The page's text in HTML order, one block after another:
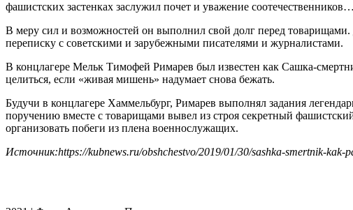
фашистских застенках заслужил почет и уважение
В меру сил и возможностей он выполнил свой долг перед
переписку с советскими и зарубежными писателями и журналистами.
В концлагере Мельк Тимофей Римарев был известен как Сашка-
целиться, если «живая мишень» надумает снова бежать.
Будучи в концлагере Хаммельбург, Римарев выполнял задания
поручению вместе с товарищами вывел из строя секретный
организовать побеги из плена военнослужащих.
Источник:https://kubnews.ru/obshchestvo/2019/01/30/sashka-smertnik-